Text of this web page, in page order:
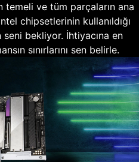
temeli ve tüm parçaların ana
chipsetlerinin kullanıldığı
bekliyor. İhtiyacına en
sınırlarını sen belirle.